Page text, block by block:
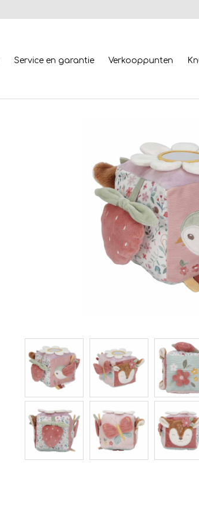
Service en garantie Verkooppunten